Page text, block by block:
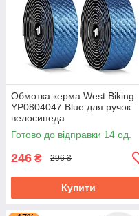
Обмотка керма West Biking
YP0804047 Blue для ручок
велосипеда
Готово до відправки 14 од.
246 ₴ 296 ₴
Купити